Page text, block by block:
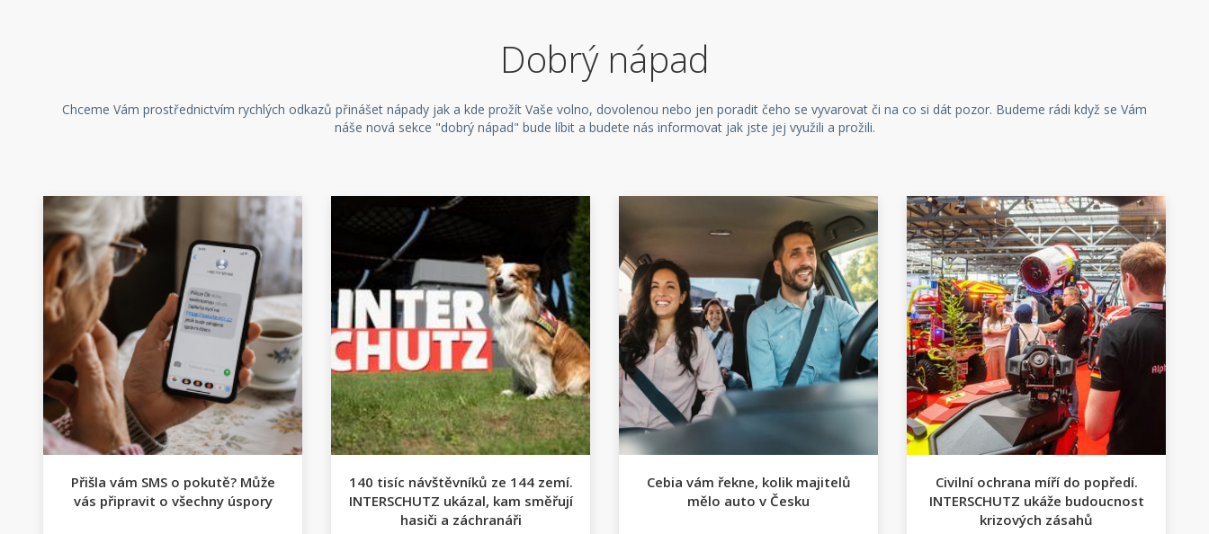
Dobrý nápad
Chceme Vám prostřednictvím rychlých odkazů přinášet nápady jak a kde prožít Vaše volno, dovolenou nebo jen poradit čeho se vyvarovat či na co si dát pozor. Budeme rádi když se Vám
náše nová sekce "dobrý nápad" bude líbit a budete nás informovat jak jste jej využili a prožili.
Přišla vám SMS o pokutě? Může
vás připravit o všechny úspory
140 tisíc návštěvníků ze 144 zemí.
INTERSCHUTZ ukázal, kam směřují
hasiči a záchranáři
Cebia vám řekne, kolik majitelů
mělo auto v Česku
Civilní ochrana míří do popředí.
INTERSCHUTZ ukáže budoucnost
krizových zásahů